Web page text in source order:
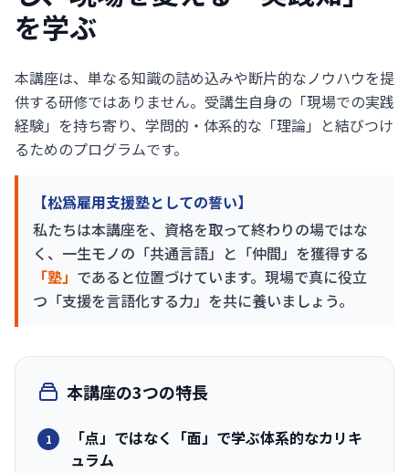
を学ぶ
本講座は、単なる知識の詰め込みや断片的なノウハウを提
供する研修ではありません。受講生自身の「現場での実践
経験」を持ち寄り、学問的・体系的な「理論」と結びつけ
るためのプログラムです。
【松爲雇用支援塾としての誓い】
私たちは本講座を、資格を取って終わりの場ではな
く、一生モノの「共通言語」と「仲間」を獲得する
「塾」 であると位置づけています。現場で真に役立
つ「支援を言語化する力」を共に養いましょう。
本講座の3つの特長
1
「点」ではなく「面」で学ぶ体系的なカリキ
ュラム